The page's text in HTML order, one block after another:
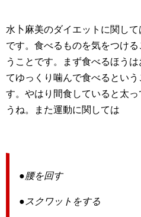
水卜麻美のダイエットに関し
です。食べるものを気をつけ
うことです。まず食べるほう
てゆっくり噛んで食べるとい
す。やはり間食していると太
うね。また運動に関しては
●腰を回す
●スクワットをする